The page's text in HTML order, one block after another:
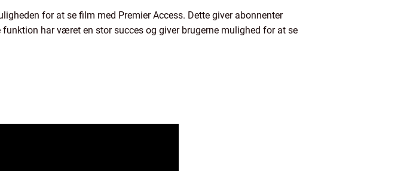
for at se film med Premier Access. Dette giver abonnenter
har været en stor succes og giver brugerne mulighed for at se